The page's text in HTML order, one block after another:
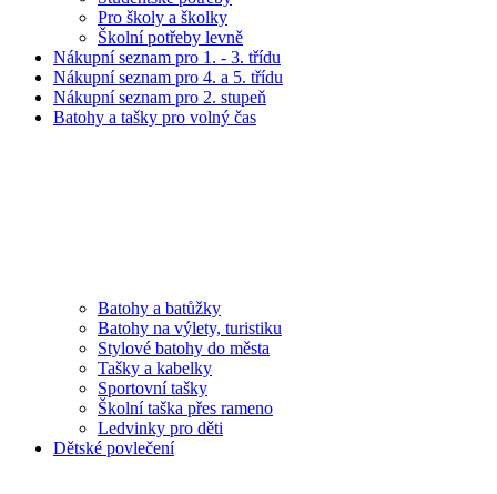
Pro školy a školky
Školní potřeby levně
Nákupní seznam pro 1. - 3. třídu
Nákupní seznam pro 4. a 5. třídu
Nákupní seznam pro 2. stupeň
Batohy a tašky pro volný čas
Batohy a batůžky
Batohy na výlety, turistiku
Stylové batohy do města
Tašky a kabelky
Sportovní tašky
Školní taška přes rameno
Ledvinky pro děti
Dětské povlečení